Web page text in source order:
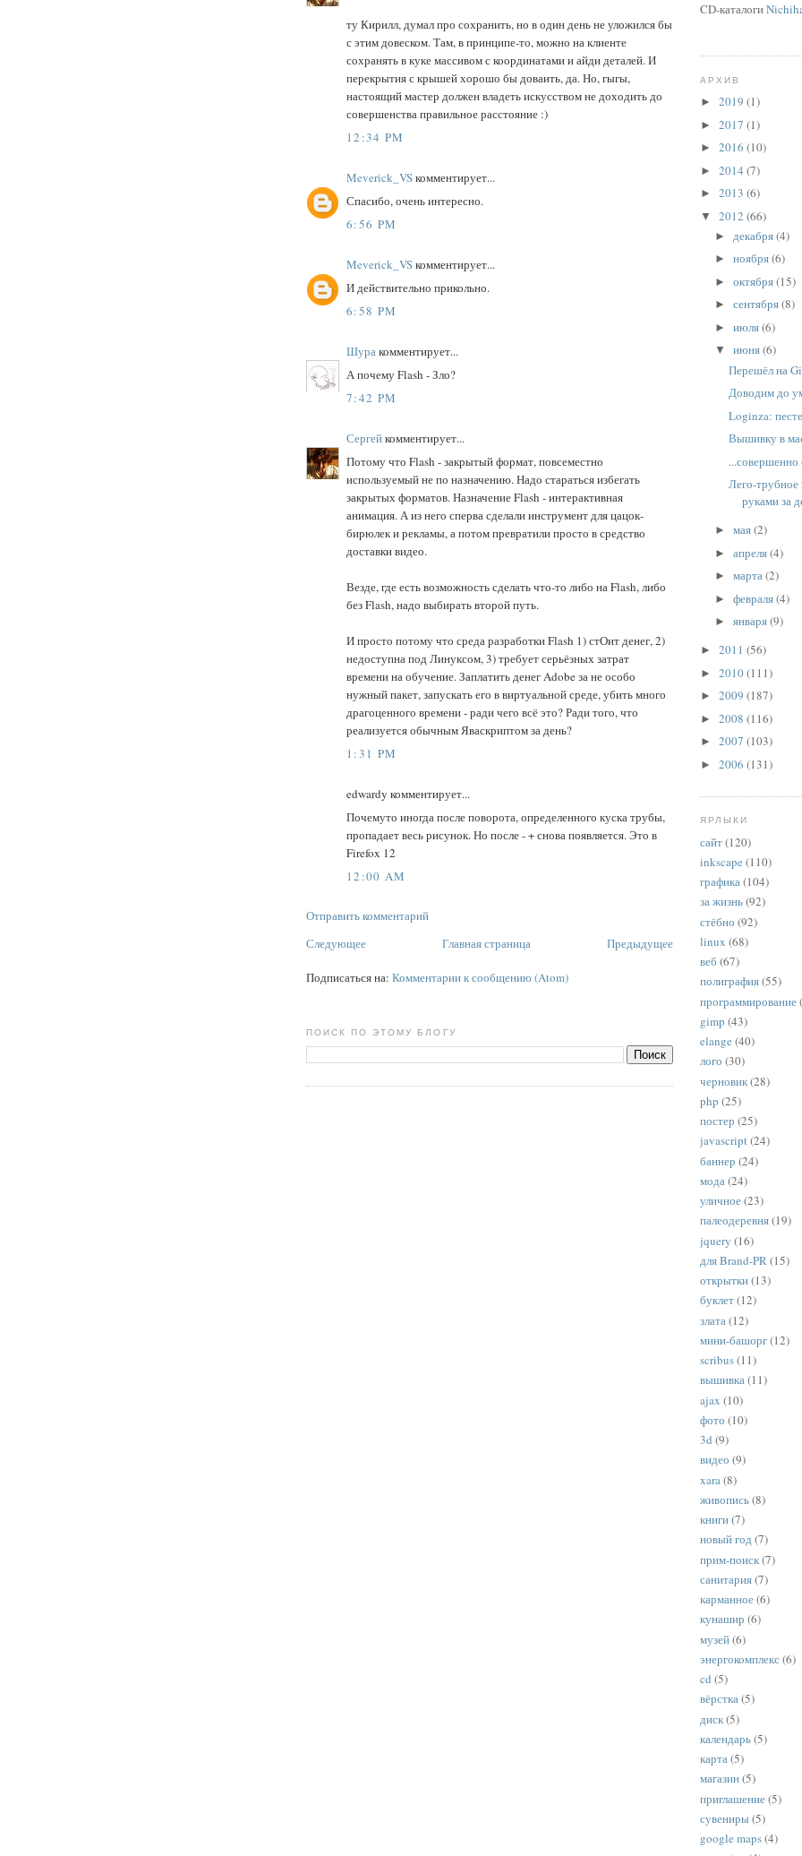
ту Кирилл, думал про сохранить, но в один день не уложился бы
с этим довеском. Там, в принципе-то, можно на клиенте
сохранять в куке массивом с координатами и айди деталей. И
перекрытия с крышей хорошо бы доваить, да. Но, гыгы,
настоящий мастер должен владеть искусством не доходить до
совершенства правильное расстояние :)
12:34 PM
Meverick_VSкомментирует...
Спасибо, очень интересно.
6:56 PM
Meverick_VSкомментирует...
И действительно прикольно.
6:58 PM
Шура комментирует...
А почему Flash - Зло?
7:42 PM
Сергейкомментирует...
Потому что Flash - закрытый формат, повсеместно
используемый не по назначению. Надо стараться избегать
закрытых форматов. Назначение Flash - интерактивная
анимация. А из него сперва сделали инструмент для цацок-
бирюлек и рекламы, а потом превратили просто в средство
доставки видео.
Везде, где есть возможность сделать что-то либо на Flash, либо
без Flash, надо выбирать второй путь.
И просто потому что среда разработки Flash 1) стОит денег, 2)
недоступна под Линуксом, 3) требует серьёзных затрат
времени на обучение. Заплатить денег Adobe за не особо
нужный пакет, запускать его в виртуальной среде, убить много
драгоценного времени - ради чего всё это? Ради того, что
реализуется обычным Яваскриптом за день?
1:31 PM
edwardy комментирует...
Почемуто иногда после поворота, определенного куска трубы,
пропадает весь рисунок. Но после - + снова появляется. Это в
Firefox 12
12:00 AM
Отправить комментарий
Следующее
Предыдущее
Главная страница
Подписаться на: Комментарии к сообщению (Atom)
ПОИСК ПО ЭТОМУ БЛОГУ
CD-каталоги
АРХИВ
► 2019 (1)
► 2017 (1)
► 2016 (10)
► 2014 (7)
► 2013 (6)
▼ 2012 (66)
► декабря(4)
► ноября(6)
► октября(15)
► сентября(8)
► июля(6)
▼ июня(6)
Перешёл на
Доводим до
Loginza:
Вышивку в
...совершенно
Лего-
руками за
► мая(2)
► апреля(4)
► марта(2)
► февраля(4)
► января(9)
► 2011 (56)
► 2010(111)
► 2009 (187)
► 2008 (116)
► 2007 (103)
► 2006 (131)
ЯРЛЫКИ
сайт(120)
inkscape (110)
графика(104)
за жизнь(92)
стёбно (92)
linux (68)
веб (67)
полиграфия(55)
программирование
gimp (43)
elange (40)
лого (30)
черновик(28)
php (25)
постер (25)
javascript(24)
баннер (24)
мода(24)
уличное(23)
палеодеревня(19)
jquery (16)
для Brand-PR(15)
открытки(13)
буклет(12)
злата(12)
мини-башорг(12)
scribus(11)
вышивка(11)
ajax (10)
фото (10)
3d (9)
видео (9)
xara(8)
живопись(8)
книги(7)
новый год (7)
прим-поиск(7)
санитария(7)
карманное(6)
кунашир (6)
музей(6)
энергокомплекс(6)
cd (5)
вёрстка(5)
диск(5)
календарь(5)
карта(5)
магазин(5)
приглашение(5)
сувениры(5)
google maps(4)